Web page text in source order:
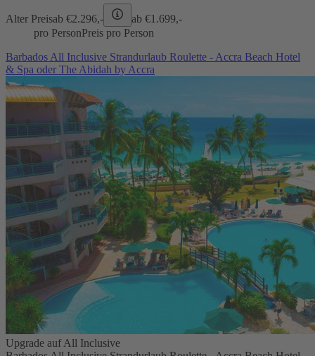
Alter Preisab €2.296,- ab €1.699,-
pro PersonPreis pro Person
Barbados All Inclusive Strandurlaub Roulette - Accra Beach Hotel
& Spa oder The Abidah by Accra
Upgrade auf All Inclusive